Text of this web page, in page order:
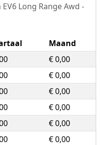
Long Range Awd -
Maand
€ 0,00
€ 0,00
€ 0,00
€ 0,00
€ 0,00
€ 0,00